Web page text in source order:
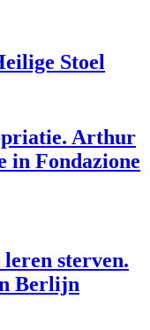
Stoel
Arthur
in Fondazione
sterven.
Berlijn